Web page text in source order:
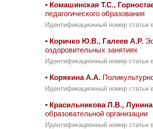
• Комашинская Т.С.,
педагогического образования
Идентификационный номер статьи
• Коричко Ю.В., Галеев А.Р.
оздоровительных занятиях
Идентификационный номер статьи
• Корякина А.А.
Идентификационный номер статьи
• Красильникова Л.В.,
образовательной организации
Идентификационный номер статьи